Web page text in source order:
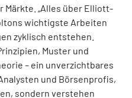
Märkte. „Alles über Elliott-
wichtigste Arbeiten
zyklisch entstehen.
Muster und
– ein unverzichtbares
und Börsenprofis,
sondern verstehen